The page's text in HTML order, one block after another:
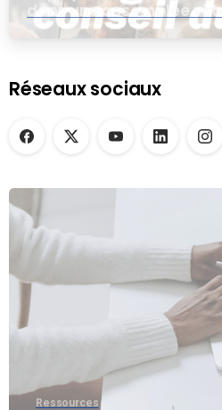
dans une assemblée
Réseaux sociaux
Ressources